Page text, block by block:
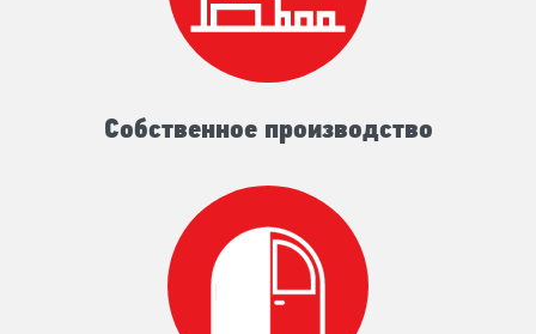
Собственное производство